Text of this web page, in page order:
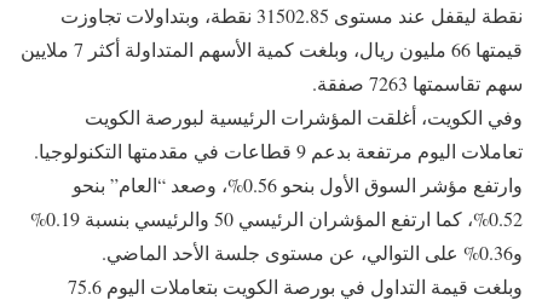
نقطة ليقفل عند مستوى 31502.85 نقطة، وبتداولات تجاوزت
قيمتها 66 مليون ريال، وبلغت كمية الأسهم المتداولة أكثر 7 ملايين
سهم تقاسمتها 7263 صفقة.
وفي الكويت، أغلقت المؤشرات الرئيسية لبورصة الكويت
تعاملات اليوم مرتفعة بدعم 9 قطاعات في مقدمتها التكنولوجيا.
وارتفع مؤشر السوق الأول بنحو 0.56%، وصعد “العام” بنحو
0.52%، كما ارتفع المؤشران الرئيسي 50 والرئيسي بنسبة 0.19%
و0.36% على التوالي، عن مستوى جلسة الأحد الماضي.
وبلغت قيمة التداول في بورصة الكويت بتعاملات اليوم 75.6